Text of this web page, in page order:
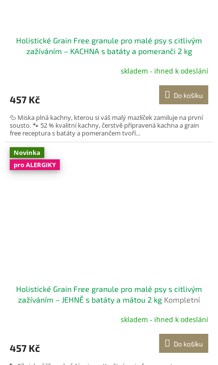
Holistické Grain Free granule pro malé psy s citlivým
zažíváním – KACHNA s batáty a pomeranči 2 kg
je
z
5
hvězdiček.
skladem - ihned k odeslání
457 Kč Do košíku
🦆 Miska plná kachny, kterou si váš malý mazlíček zamiluje na první
sousto. 🐾 52 % kvalitní kachny, čerstvě připravená kachna a grain
free receptura s batáty a pomerančem tvoří...
Novinka
pro ALERGIKY
Holistické Grain Free granule pro malé psy s citlivým
zažíváním – JEHNĚ s batáty a mátou 2 kg Kompletní
skladem - ihned k odeslání
457 Kč Do košíku